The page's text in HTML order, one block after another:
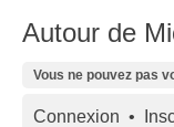
Autour de
Vous ne pouvez pas
Connexion •